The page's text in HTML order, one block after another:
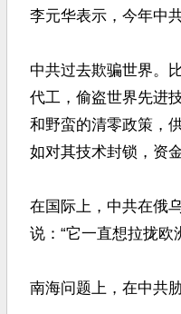
李元华表示，今年中
中共过去欺骗世界。
代工，偷盗世界先进
和野蛮的清零政策，
如对其技术封锁，资金
在国际上，中共在俄
说：“它一直想拉拢欧
南海问题上，在中共